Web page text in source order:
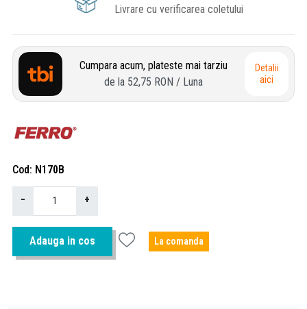
Livrare cu verificarea coletului
Cumpara acum, plateste mai tarziu
de la 52,75 RON / Luna
Detalii
aici
Cod N170B
− +
Adauga in cos La comanda